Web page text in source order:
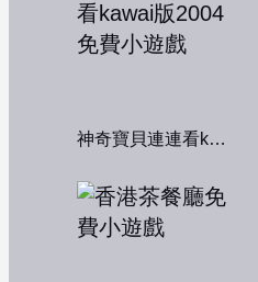
神奇寶貝連連看kawai版2004